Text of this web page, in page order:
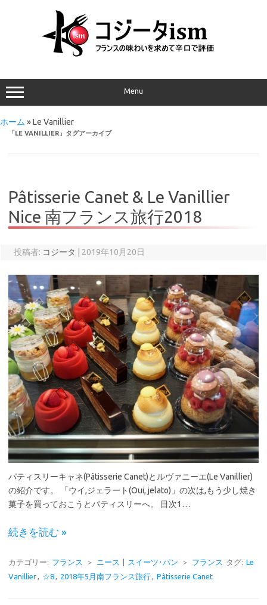
Menu
ホーム »Le Vanillier
「LE VANILLIER 」タグアーカイブ
Pâtisserie Canet & Le Vanillier
Nice 南フランス旅行2018
投稿者: コジータ 2019年10月20日
パティスリーキャネ(Pâtisserie Canet)とルヴァニーエ(Le Vanillier)
の紹介です。 「ウイ,ジェラート(Oui, jelato)」の次は,もう少し焼き
菓子を買っておこうとパティスリーへ。 目次1…
続きを読む »
カテゴリー: フランス ＞ ニース スイーツ･パン ＞ フランス タグ: Le
Vanillier, ☆8, 2018年5月南フランス旅行, Pâtisserie Canet